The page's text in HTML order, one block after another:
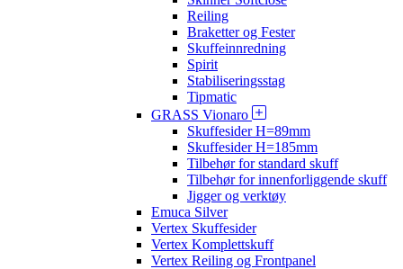
Reiling
Braketter og Fester
Skuffeinnredning
Spirit
Stabiliseringsstag
Tipmatic
GRASS Vionaro
Skuffesider H=89mm
Skuffesider H=185mm
Tilbehør for standard skuff
Tilbehør for innenforliggende skuff
Jigger og verktøy
Emuca Silver
Vertex Skuffesider
Vertex Komplettskuff
Vertex Reiling og Frontpanel